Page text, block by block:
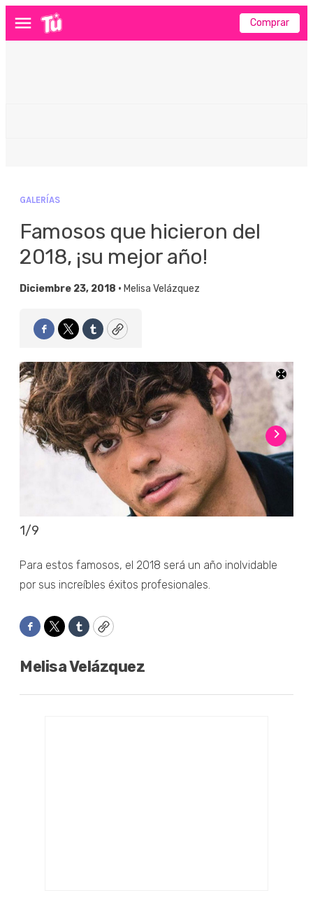
Menú Comprar
GALERÍAS
Famosos que hicieron del
2018, ¡su mejor año!
Diciembre 23, 2018 • Melisa Velázquez
Facebook
TwitterTumblrCopy
1/9
Para estos famosos, el 2018 será un año inolvidable
por sus increíbles éxitos profesionales.
Facebook
TwitterTumblrCopy
Melisa Velázquez